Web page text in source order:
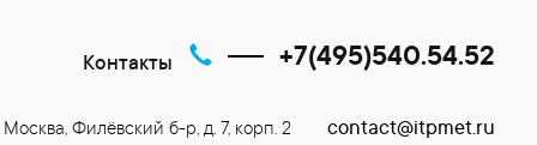
Контакты +7(495)540.54.52
Москва, Филёвский б-р, д. 7, корп. 2 contact@itpmet.ru